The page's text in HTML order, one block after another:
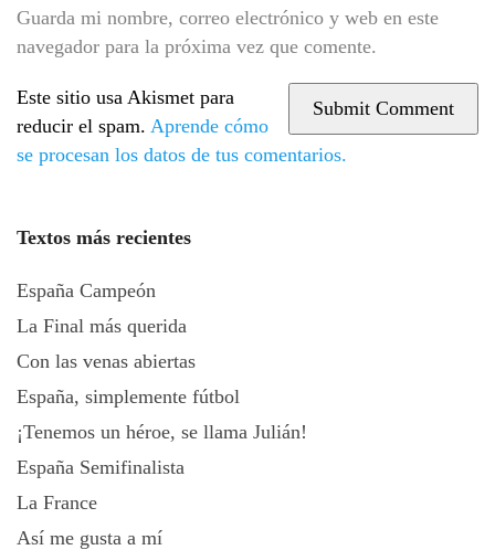
Guarda mi nombre, correo electrónico y web en este
navegador para la próxima vez que comente.
Este sitio usa Akismet para
reducir el spam. Aprende cómo
se procesan los datos de tus comentarios.
Textos más recientes
España Campeón
La Final más querida
Con las venas abiertas
España, simplemente fútbol
¡Tenemos un héroe, se llama Julián!
España Semifinalista
La France
Así me gusta a mí